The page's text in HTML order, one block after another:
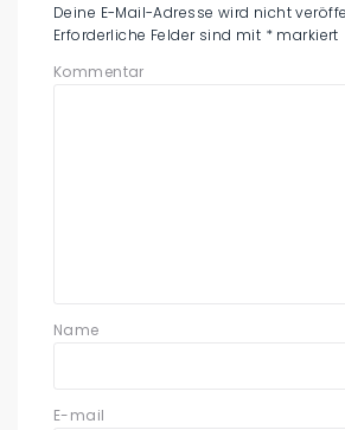
Deine E-Mail-Adresse wird nicht
Erforderliche Felder sind mit * markiert
Kommentar
Name
E-mail